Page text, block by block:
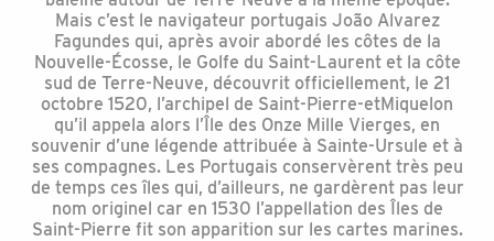
Mais c’est le navigateur portugais João Alvarez
Fagundes qui, après avoir abordé les côtes de la
Nouvelle-Écosse, le Golfe du Saint-Laurent et la côte
sud de Terre-Neuve, découvrit officiellement, le 21
octobre 1520, l’archipel de Saint-Pierre-etMiquelon
qu’il appela alors l’Île des Onze Mille Vierges, en
souvenir d’une légende attribuée à Sainte-Ursule et à
ses compagnes. Les Portugais conservèrent très peu
de temps ces îles qui, d’ailleurs, ne gardèrent pas leur
nom originel car en 1530 l’appellation des Îles de
Saint-Pierre fit son apparition sur les cartes marines.